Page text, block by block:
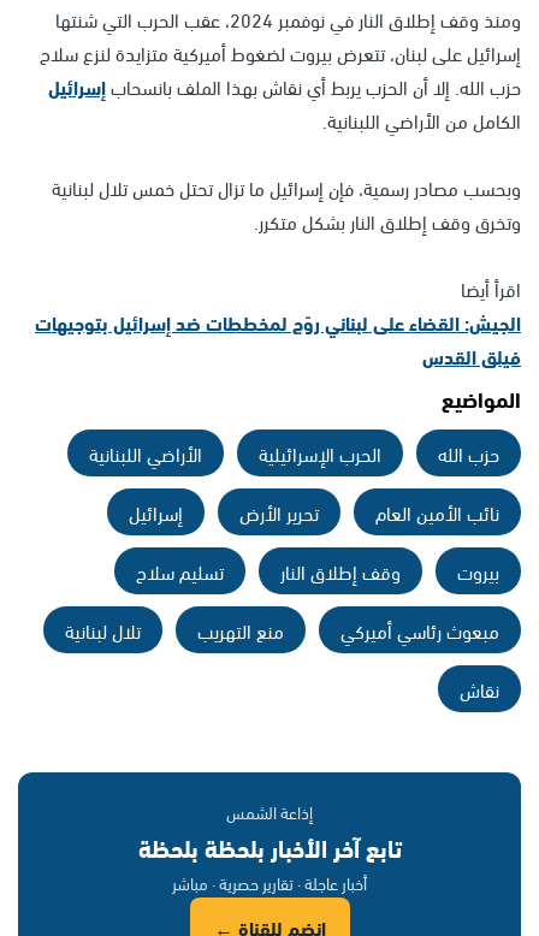
ومنذ وقف إطلاق النار في نوفمبر 2024، عقب الحرب التي شنتها
إسرائيل على لبنان، تتعرض بيروت لضغوط أميركية متزايدة لنزع سلاح
حزب الله. إلا أن الحزب يربط أي نقاش بهذا الملف بانسحابإسرائيل
الكامل من الأراضي اللبنانية.
وبحسب مصادر رسمية، فإن إسرائيل ما تزال تحتل خمس تلال لبنانية
وتخرق وقف إطلاق النار بشكل متكرر.
اقرأ أيضا
الجيش: القضاء على لبناني روّج لمخططات ضد إسرائيل بتوجيهات
فيلق القدس
المواضيع
حزب الله الحرب الإسرائيلية
الأراضي اللبنانية
نائب الأمين العام
تحرير الأرض
إسرائيل
بيروت
وقف إطلاق النار
تسليم سلاح
مبعوث رئاسي أميركي
منع التهريب
تلال لبنانية
نقاش
إذاعة الشمس
تابع آخر الأخبار بلحظة بلحظة
أخبار عاجلة · تقارير حصرية · مباشر
انضم للقناة ←